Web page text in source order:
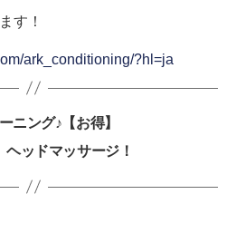
す！
ark_conditioning/?hl=ja
ニング♪【お得】
ヘッドマッサージ！